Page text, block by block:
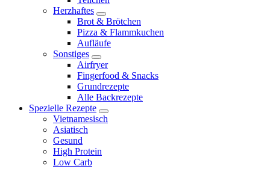
Herzhaftes
expand
child
menu
Brot & Brötchen
Pizza & Flammkuchen
Aufläufe
Sonstiges
expand
child
menu
Airfryer
Fingerfood & Snacks
Grundrezepte
Alle Backrezepte
Spezielle Rezepte
expand
child
Vietnamesisch
Asiatisch
Gesund
High Protein
Low Carb